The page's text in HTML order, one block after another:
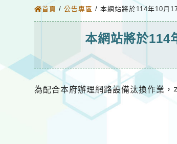
首頁 / 公告專區 / 本網站將於114年10月
本網站將於114
為配合本府辦理網路設備汰換作業